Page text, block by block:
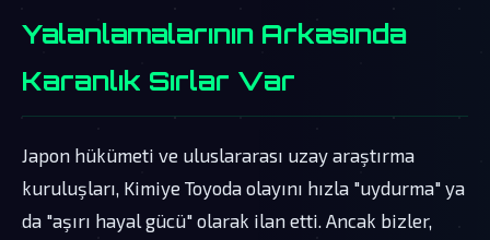
Yalanlamalarının Arkasında
Karanlık Sırlar Var
Japon hükümeti ve uluslararası uzay araştırma
kuruluşları, Kimiye Toyoda olayını hızla "uydurma" ya
da "aşırı hayal gücü" olarak ilan etti. Ancak bizler,